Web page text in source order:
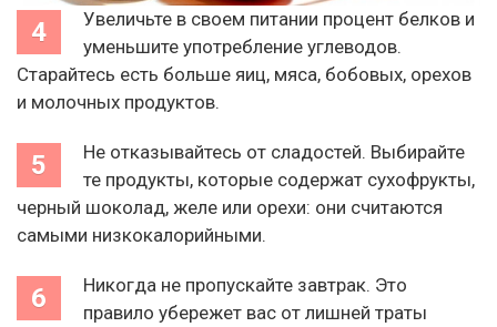
Увеличьте в своем питании процент белков и
уменьшите употребление углеводов.
Старайтесь есть больше яиц, мяса, бобовых, орехов
и молочных продуктов.
Не отказывайтесь от сладостей. Выбирайте
те продукты, которые содержат сухофрукты,
черный шоколад, желе или орехи: они считаются
самыми низкокалорийными.
Никогда не пропускайте завтрак. Это
правило убережет вас от лишней траты